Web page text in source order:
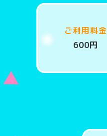
ご利用料金
600円